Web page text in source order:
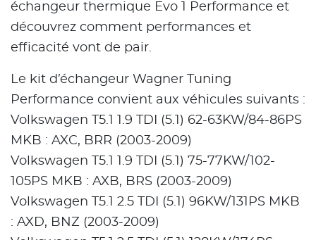
échangeur thermique Evo 1 Performance et
découvrez comment performances et
efficacité vont de pair.
Le kit d’échangeur Wagner Tuning
Performance convient aux véhicules suivants :
Volkswagen T5.1 1.9 TDI (5.1) 62-63KW/84-86PS
MKB : AXC, BRR (2003-2009)
Volkswagen T5.1 1.9 TDI (5.1) 75-77KW/102-
105PS MKB : AXB, BRS (2003-2009)
Volkswagen T5.1 2.5 TDI (5.1) 96KW/131PS MKB
: AXD, BNZ (2003-2009)